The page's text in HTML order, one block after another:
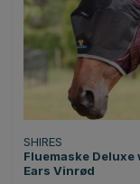
SHIRES
Fluemaske Deluxe
Ears Vinrød